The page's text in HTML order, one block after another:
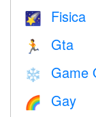
🌠 Fisica
🏃 Gta
❄️ Game
🌈 Gay